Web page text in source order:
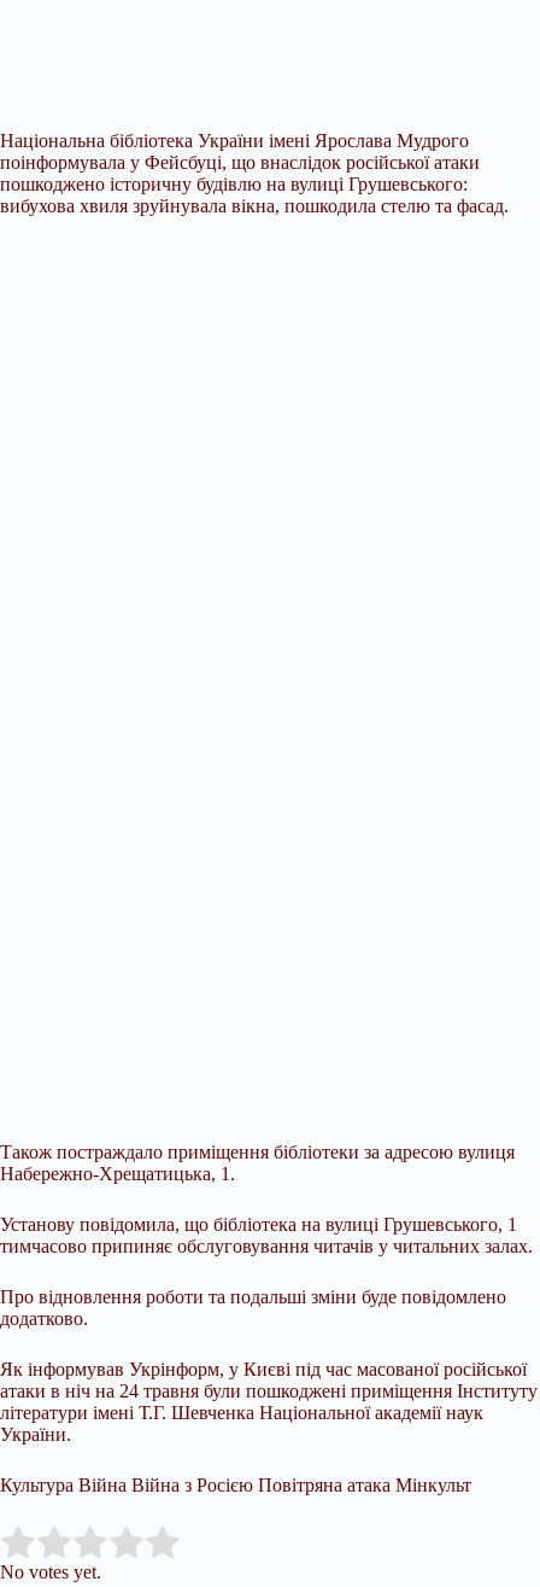
Національна бібліотека України імені Ярослава Мудрого
поінформувала у Фейсбуці, що внаслідок російської атаки
пошкоджено історичну будівлю на вулиці Грушевського:
вибухова хвиля зруйнувала вікна, пошкодила стелю та фасад.
Також постраждало приміщення бібліотеки за адресою вулиця
Набережно-Хрещатицька, 1.
Установу повідомила, що бібліотека на вулиці Грушевського, 1
тимчасово припиняє обслуговування читачів у читальних залах.
Про відновлення роботи та подальші зміни буде повідомлено
додатково.
Як інформував Укрінформ, у Києві під час масованої російської
атаки в ніч на 24 травня були пошкоджені приміщення Інституту
літератури імені Т.Г. Шевченка Національної академії наук
України.
Культура Війна Війна з Росією Повітряна атака Мінкульт
Rate this item:
No votes yet.